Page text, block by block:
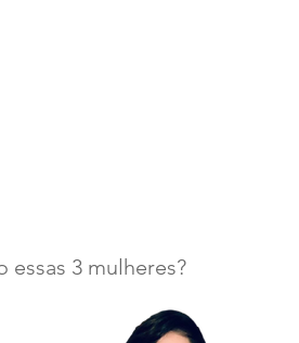
essas 3 mulheres?